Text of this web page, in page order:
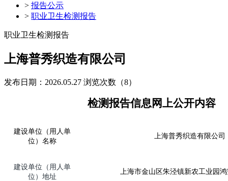
> 报告公示
> 职业卫生检测报告
职业卫生检测报告
上海普秀织造有限公司
发布日期：2026.05.27 浏览次数（8）
检测报告信息网上公开内容
建设单位（用人单
位）名称
上海普秀织造有限公司
建设单位（用人单
位）地址
上海市金山区朱泾镇新农工业园